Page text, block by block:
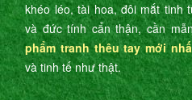
khéo léo, tài hoa, đôi mắt tinh
và đức tính cẩn thận, cần
phẩm tranh thêu tay mới
và tinh tế như thật.